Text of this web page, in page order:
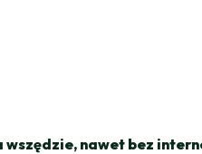
wszędzie, nawet bez